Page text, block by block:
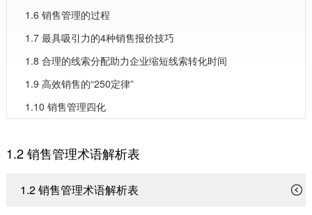
1.6 销售管理的过程
1.7 最具吸引力的4种销售报价技巧
1.8 合理的线索分配助力企业缩短线索转化时间
1.9 高效销售的“250定律”
1.10 销售管理四化
1.2 销售管理术语解析表
1.2 销售管理术语解析表